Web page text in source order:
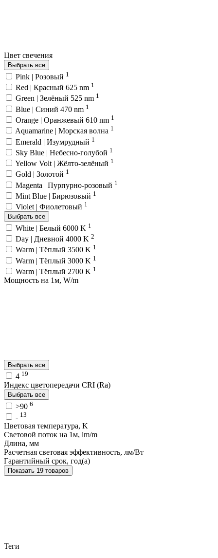
Цвет свечения
Выбрать все
Pink | Розовый 1
Red | Красный 625 nm 1
Green | Зелёный 525 nm 1
Blue | Синий 470 nm 1
Orange | Оранжевый 610 nm 1
Aquamarine | Морская волна 1
Emerald | Изумрудный 1
Sky Blue | Небесно-голубой 1
Yellow Volt | Жёлто-зелёный 1
Gold | Золотой 1
Magenta | Пурпурно-розовый 1
Mint Blue | Бирюзовый 1
Violet | Фиолетовый 1
Выбрать все
White | Белый 6000 K 1
Day | Дневной 4000 K 2
Warm | Тёплый 3500 K 1
Warm | Тёплый 3000 K 1
Warm | Тёплый 2700 K 1
Мощность на 1м, W/m
Выбрать все
4 19
Индекс цветопередачи CRI (Ra)
Выбрать все
>90 6
- 13
Цветовая температура, K
Световой поток на 1м, lm/m
Длина, мм
Расчетная световая эффективность, лм/Вт
Гарантийный срок, год(а)
Показать 19 товаров
Теги